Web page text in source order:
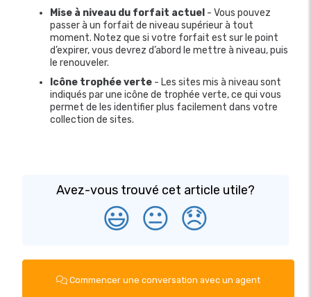
Mise à niveau du forfait actuel - Vous pouvez
passer à un forfait de niveau supérieur à tout
moment. Notez que si votre forfait est sur le point
d’expirer, vous devrez d’abord le mettre à niveau, puis
le renouveler.
Icône trophée verte - Les sites mis à niveau sont
indiqués par une icône de trophée verte, ce qui vous
permet de les identifier plus facilement dans votre
collection de sites.
Avez-vous trouvé cet article utile?
😃 😐 😞
Commencer une conversation avec un agent